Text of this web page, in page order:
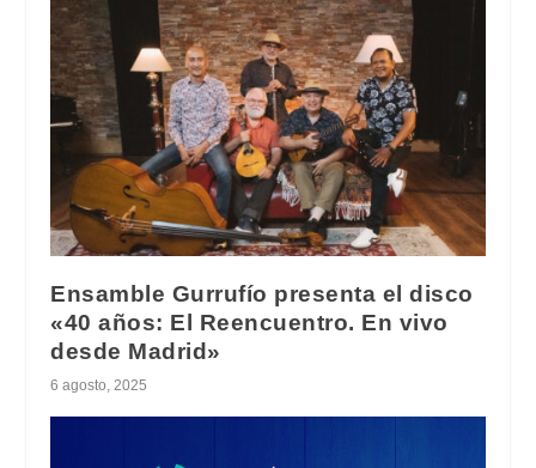
Ensamble Gurrufío presenta el disco
«40 años: El Reencuentro. En vivo
desde Madrid»
6 agosto, 2025